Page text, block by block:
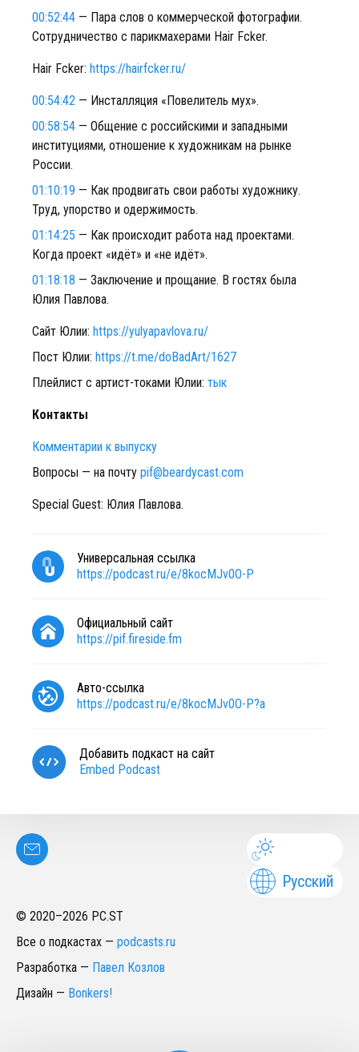
00:52:44 — Пара слов о коммерческой фотографии.
Сотрудничество с парикмахерами Hair Fcker.
Hair Fcker: https://hairfcker.ru/
00:54:42 — Инсталляция «Повелитель мух».
00:58:54 — Общение с российскими и западными
институциями, отношение к художникам на рынке
России.
01:10:19 — Как продвигать свои работы художнику.
Труд, упорство и одержимость.
01:14:25 — Как происходит работа над проектами.
Когда проект «идёт» и «не идёт».
01:18:18 — Заключение и прощание. В гостях была
Юлия Павлова.
Сайт Юлии: https://yulyapavlova.ru/
Пост Юлии: https://t.me/doBadArt/1627
Плейлист с артист-токами Юлии: тык
Контакты
Комментарии к выпуску
Вопросы — на почту pif@beardycast.com
Special Guest: Юлия Павлова.
Универсальная ссылка
https://podcast.ru/e/8kocMJv0O-P
Официальный сайт
https://pif.fireside.fm
Авто-ссылка
https://podcast.ru/e/8kocMJv0O-P?a
Добавить подкаст на сайт
Embed Podcast
Русский
© 2020–2026 PC.ST
Все о подкастах — podcasts.ru
Разработка — Павел Козлов
Дизайн — Bonkers!